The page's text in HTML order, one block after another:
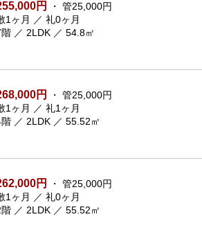
円
・ 管25,000円
1ヶ月 ／ 礼0ヶ月
／ 2LDK ／ 54.8㎡
円
・ 管25,000円
1ヶ月 ／ 礼1ヶ月
／ 2LDK ／ 55.52㎡
円
・ 管25,000円
1ヶ月 ／ 礼0ヶ月
階 ／ 2LDK ／ 55.52㎡